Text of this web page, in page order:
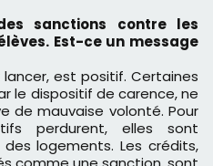
sanctions contre les
Est-ce un message
est positif. Certaines
le dispositif de carence, ne
de mauvaise volonté. Pour
perdurent, elles sont
logements. Les crédits,